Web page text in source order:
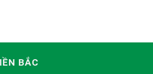
BẮC